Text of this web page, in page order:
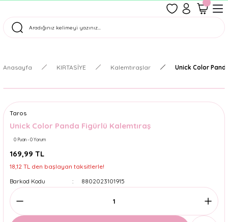
Tüm Siparişler Aynı Gün Kargoda!
Anasayfa KIRTASİYE Kalemtıraşlar Unick Color
Taros
Unick Color Panda Figürlü Kalemtıraş
0 Puan - 0 Yorum
169,99 TL
18,12 TL den başlayan taksitlerle!
Barkod Kodu
8802023101915